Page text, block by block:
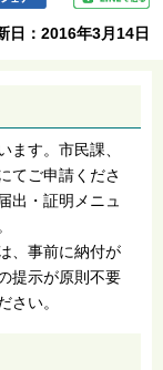
日：2016年3月14日
ます。市民課、
てご申請くださ
出・証明メニュ
、事前に納付が
提示が原則不要
さい。